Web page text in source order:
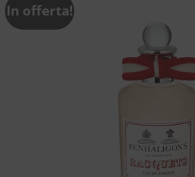
In offerta!